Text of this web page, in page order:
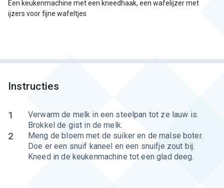
Een keukenmachine met een kneedhaak, een wafelijzer met
ijzers voor fijne wafeltjes
Instructies
1
Verwarm de melk in een steelpan tot ze lauw is.
Brokkel de gist in de melk.
2
Meng de bloem met de suiker en de malse boter.
Doe er een snuif kaneel en een snuifje zout bij.
Kneed in de keukenmachine tot een glad deeg.